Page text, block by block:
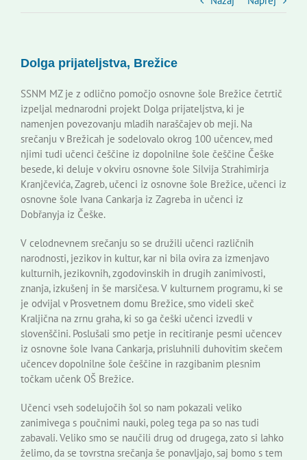
Kontakti
Novi odmev – naše glasilo
Založništvo
Dolga prijateljstva, Brežice
SSNM MZ je z odlično pomočjo osnovne šole Brežice četrtič
izpeljal mednarodni projekt Dolga prijateljstva, ki je
namenjen povezovanju mladih naraščajev ob meji. Na
srečanju v Brežicah je sodelovalo okrog 100 učencev, med
njimi tudi učenci češčine iz dopolnilne šole češčine Češke
besede, ki deluje v okviru osnovne šole Silvija Strahimirja
Kranjčevića, Zagreb, učenci iz osnovne šole Brežice, učenci iz
osnovne šole Ivana Cankarja iz Zagreba in učenci iz
Dobřanyja iz Češke.
V celodnevnem srečanju so se družili učenci različnih
narodnosti, jezikov in kultur, kar ni bila ovira za izmenjavo
kulturnih, jezikovnih, zgodovinskih in drugih zanimivosti,
znanja, izkušenj in še marsičesa. V kulturnem programu, ki se
je odvijal v Prosvetnem domu Brežice, smo videli skeč
Kraljična na zrnu graha, ki so ga češki učenci izvedli v
slovenščini. Poslušali smo petje in recitiranje pesmi učencev
iz osnovne šole Ivana Cankarja, prisluhnili duhovitim skečem
učencev dopolnilne šole češčine in razgibanim plesnim
točkam učenk OŠ Brežice.
Učenci vseh sodelujočih šol so nam pokazali veliko
zanimivega s poučnimi nauki, poleg tega pa so nas tudi
zabavali. Veliko smo se naučili drug od drugega, zato si lahko
želimo, da se tovrstna srečanja še ponavljajo, saj bomo s tem